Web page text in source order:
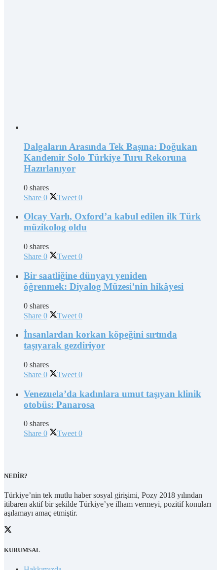
Dalgaların Arasında Tek Başına: Doğukan
Kandemir Solo Türkiye Turu Rekoruna
Hazırlanıyor
0 shares
Share 0 Tweet 0
Olcay Varlı, Oxford’a kabul edilen ilk Türk
müzikolog oldu
0 shares
Share 0 Tweet 0
Bir saatliğine dünyayı yeniden
öğrenmek: Diyalog Müzesi’nin hikâyesi
0 shares
Share 0 Tweet 0
İnsanlardan korkan köpeğini sırtında
taşıyarak gezdiriyor
0 shares
Share 0 Tweet 0
Venezuela’da kadınlara umut taşıyan klinik
otobüs: Panarosa
0 shares
Share 0 Tweet 0
NEDİR?
Türkiye’nin tek mutlu haber sosyal girişimi, Pozy 2018 yılından
itibaren aktif bir şekilde Türkiye’ye ilham vermeyi, pozitif konuları
aşılamayı amaç etmiştir.
KURUMSAL